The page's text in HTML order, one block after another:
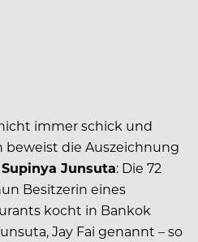
immer schick und
beweist die Auszeichnung
Junsuta: Die 72
Besitzerin eines
kocht in Bankok
Jay Fai genannt – so